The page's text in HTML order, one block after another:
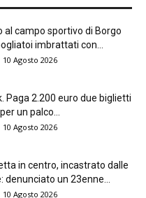
al campo sportivo di Borgo
imbrattati con...
10 Agosto 2026
Paga 2.200 euro due biglietti
per un palco...
10 Agosto 2026
in centro, incastrato dalle
un 23enne...
10 Agosto 2026